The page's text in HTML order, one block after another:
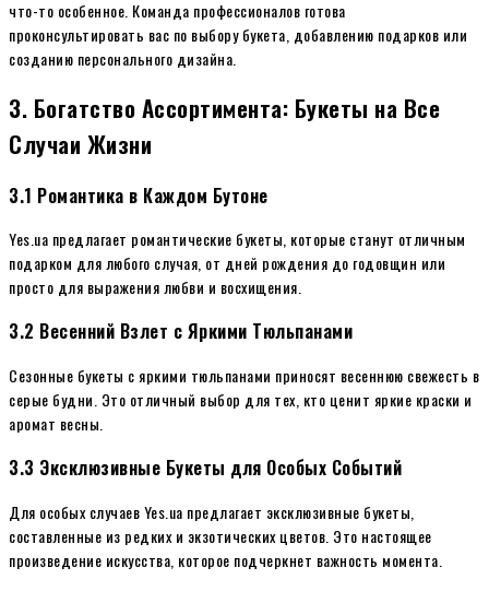
что-то особенное. Команда профессионалов готова
проконсультировать вас по выбору букета, добавлению подарков или
созданию персонального дизайна.
3. Богатство Ассортимента: Букеты на Все
Случаи Жизни
3.1 Романтика в Каждом Бутоне
Yes.ua предлагает романтические букеты, которые станут отличным
подарком для любого случая, от дней рождения до годовщин или
просто для выражения любви и восхищения.
3.2 Весенний Взлет с Яркими Тюльпанами
Сезонные букеты с яркими тюльпанами приносят весеннюю свежесть в
серые будни. Это отличный выбор для тех, кто ценит яркие краски и
аромат весны.
3.3 Эксклюзивные Букеты для Особых Событий
Для особых случаев Yes.ua предлагает эксклюзивные букеты,
составленные из редких и экзотических цветов. Это настоящее
произведение искусства, которое подчеркнет важность момента.